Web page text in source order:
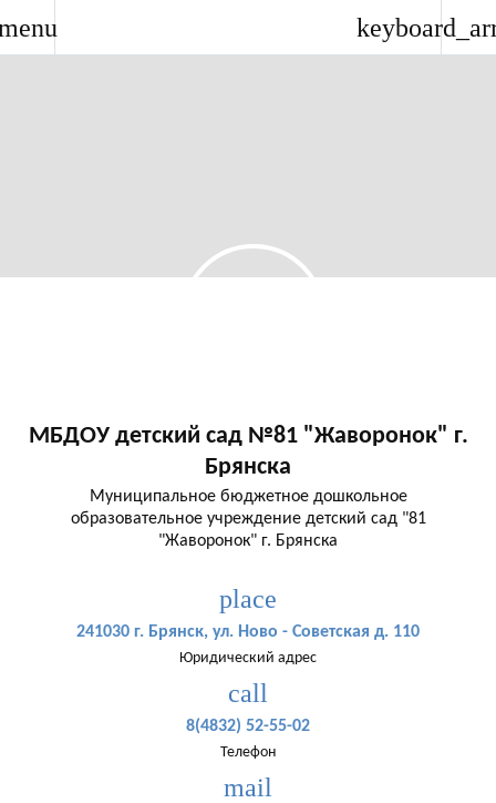
МБДОУ детский сад №81 "Жаворонок" г.
Брянска
Муниципальное бюджетное дошкольное
образовательное учреждение детский сад "81
"Жаворонок" г. Брянска
place
241030 г. Брянск, ул. Ново - Советская д. 110
Юридический адрес
call
8(4832) 52-55-02
Телефон
mail